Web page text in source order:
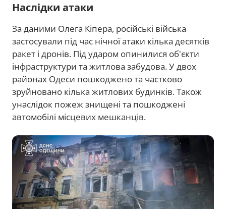
Наслідки атаки
За даними Олега Кіпера, російські війська
застосували під час нічної атаки кілька десятків
ракет і дронів. Під ударом опинилися об'єкти
інфраструктури та житлова забудова. У двох
районах Одеси пошкоджено та частково
зруйновано кілька житлових будинків. Також
унаслідок пожеж знищені та пошкоджені
автомобілі місцевих мешканців.